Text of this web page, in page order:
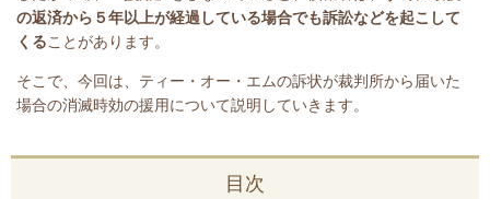
の返済から５年以上が経過している場合でも訴訟などを起こして
くることがあります。
そこで、今回は、ティー・オー・エムの訴状が裁判所から届いた
場合の消滅時効の援用について説明していきます。
目次